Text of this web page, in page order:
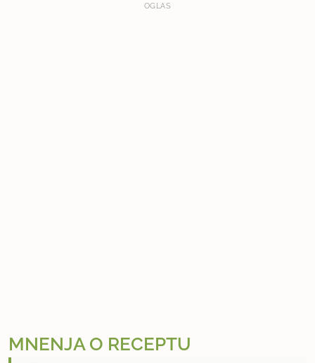
OGLAS
MNENJA O RECEPTU